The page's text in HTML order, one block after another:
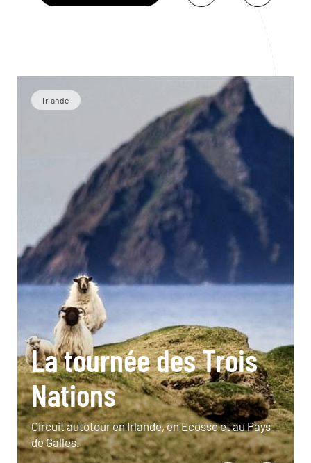
Irlande
La tournée des Trois
Nations
Circuit autotour en Irlande, en Écosse et au Pays
de Galles.